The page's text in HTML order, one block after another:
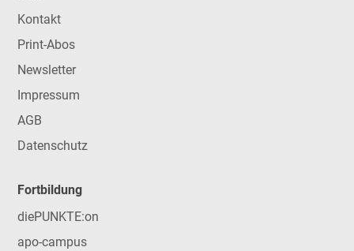
Kontakt
Print-Abos
Newsletter
Impressum
AGB
Datenschutz
Fortbildung
diePUNKTE:on
apo-campus